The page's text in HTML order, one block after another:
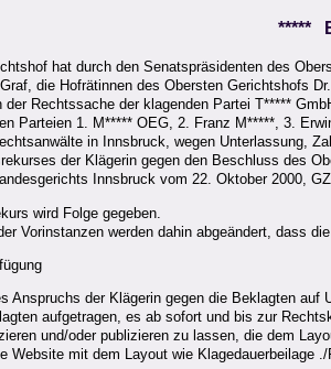
*****
hat durch den Senatspräsidenten des
die Hofrätinnen des Obersten Gerichtshofs
der Rechtssache der klagenden Partei T*****
Parteien 1. M***** OEG, 2. Franz M*****, 3.
in Innsbruck, wegen Unterlassung,
der Klägerin gegen den Beschluss des
Innsbruck vom 22. Oktober 2000,
wird Folge gegeben.
Vorinstanzen werden dahin abgeändert, dass
Anspruchs der Klägerin gegen die Beklagten
aufgetragen, es ab sofort und bis zur
und/oder publizieren zu lassen, die dem
Website mit dem Layout wie Klagedauerbeilage